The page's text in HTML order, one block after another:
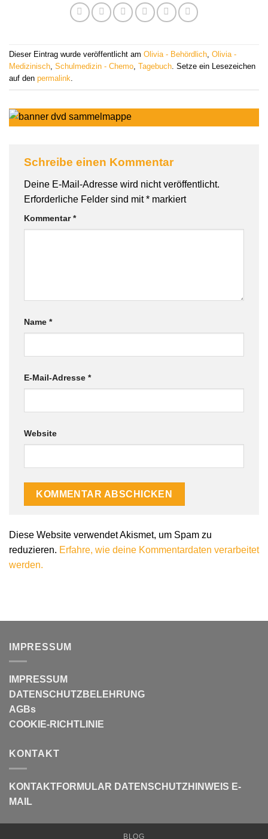
Dieser Eintrag wurde veröffentlicht am Olivia - Behördlich, Olivia -
Medizinisch, Schulmedizin - Chemo, Tagebuch. Setze ein Lesezeichen
auf den permalink.
Schreibe einen Kommentar
Deine E-Mail-Adresse wird nicht veröffentlicht.
Erforderliche Felder sind mit* markiert
Kommentar*
Name *
E-Mail-Adresse *
Website
Diese Website verwendet Akismet, um Spam zu
reduzieren. Erfahre, wie deine Kommentardaten verarbeitet
werden.
IMPRESSUM
IMPRESSUM
DATENSCHUTZBELEHRUNG
AGBs
COOKIE-RICHTLINIE
KONTAKT
KONTAKTFORMULAR DATENSCHUTZHINWEIS E-
MAIL
BLOG